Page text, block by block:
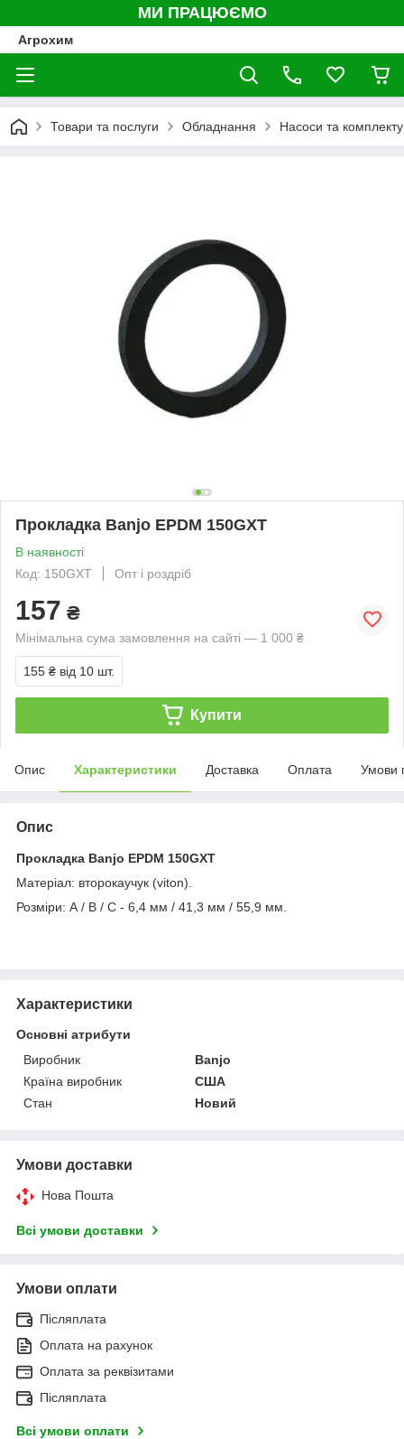
МИ ПРАЦЮЄМО
Агрохим
Товари та послуги Обладнання Насоси та
Прокладка Banjo EPDM 150GXT
В наявності
Код: 150GXT
Опт і роздріб
157 ₴
Мінімальна сума замовлення на сайті — 1 000 ₴
155 ₴ від 10 шт.
Купити
Опис Характеристики Доставка Оплата Умови
Опис
Прокладка Banjo EPDM 150GXT
Матеріал: второкаучук (viton).
Розміри: А / В / С - 6,4 мм / 41,3 мм / 55,9 мм.
Характеристики
Основні атрибути
Виробник
Banjo
Країна виробник
США
Стан
Новий
Умови доставки
Нова Пошта
Всі умови доставки
Умови оплати
Післяплата
Оплата на рахунок
Оплата за реквізитами
Післяплата
Всі умови оплати